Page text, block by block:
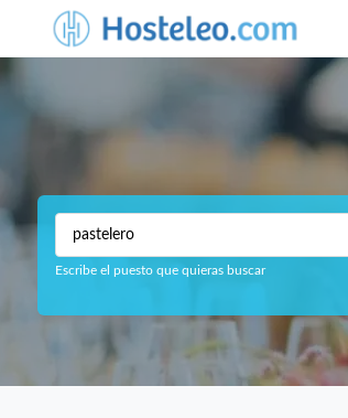
Escribe el puesto que quieras buscar